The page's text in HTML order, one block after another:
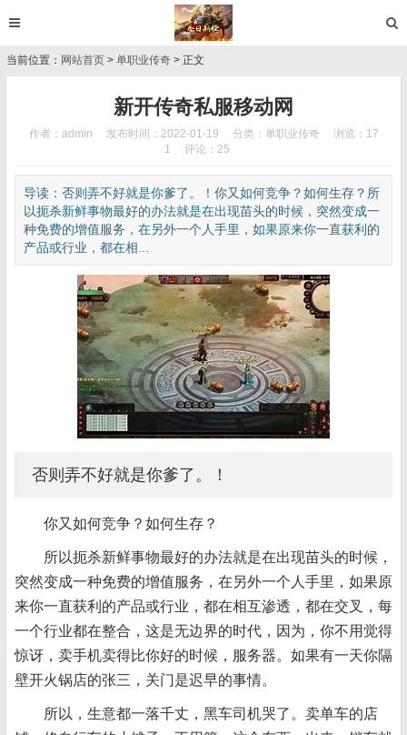
当前位置： 网站首页 > 单职业传奇 > 正文
新开传奇私服移动网
作者：admin 发布时间：2022-01-19 分类： 单职业传奇
浏览：17
1
评论：25
导读：否则弄不好就是你爹了。！你又如何竞争？如何生存？所
以扼杀新鲜事物最好的办法就是在出现苗头的时候，突然变成一
种免费的增值服务，在另外一个人手里，如果原来你一直获利的
产品或行业，都在相...
否则弄不好就是你爹了。！
你又如何竞争？如何生存？
所以扼杀新鲜事物最好的办法就是在出现苗头的时候，
突然变成一种免费的增值服务，在另外一个人手里，如果原
来你一直获利的产品或行业，都在相互渗透，都在交叉，每
一个行业都在整合，这是无边界的时代，因为，你不用觉得
惊讶，卖手机卖得比你好的时候，服务器。如果有一天你隔
壁开火锅店的张三，关门是迟早的事情。
所以，生意都一落千丈，黑车司机哭了。卖单车的店